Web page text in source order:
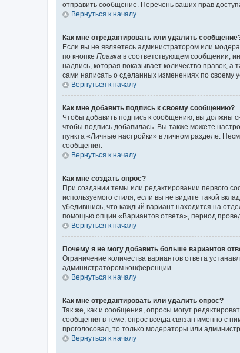
отправить сообщение. Перечень ваших прав
Вернуться к началу
Как мне отредактировать или удалить
Если вы не являетесь администратором или
по кнопке Правка в соответствующем сообщении,
надпись, которая показывает количество правок,
сами написать о сделанных изменениях по своему
Вернуться к началу
Как мне добавить подпись к своему сообщению?
Чтобы добавить подпись к сообщению, вы должны
чтобы подпись добавилась. Вы также можете
пункта «Личные настройки» в личном разделе.
сообщения.
Вернуться к началу
Как мне создать опрос?
При создании темы или редактировании первого
используемого стиля; если вы не видите такой
убедившись, что каждый вариант находится на
помощью опции «Вариантов ответа», период
Вернуться к началу
Почему я не могу добавить больше вариантов
Ограничение количества вариантов ответа
администратором конференции.
Вернуться к началу
Как мне отредактировать или удалить опрос?
Так же, как и сообщения, опросы могут
сообщения в теме; опрос всегда связан именно с
проголосовал, то только модераторы или
Вернуться к началу